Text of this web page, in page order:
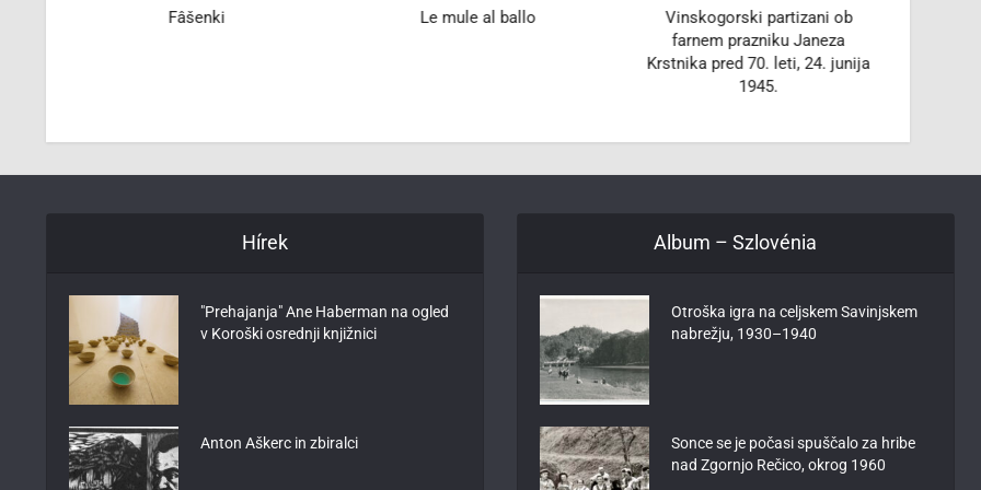
Fâšenki Le mule al ballo
Vinskogorski partizani ob
farnem prazniku Janeza
Krstnika pred 70. leti, 24. junija
1945.
Hírek
"Prehajanja" Ane Haberman na ogled
v Koroški osrednji knjižnici
Anton Aškerc in zbiralci
Album – Szlovénia
Otroška igra na celjskem Savinjskem
nabrežju, 1930–1940
Sonce se je počasi spuščalo za hribe
nad Zgornjo Rečico, okrog 1960